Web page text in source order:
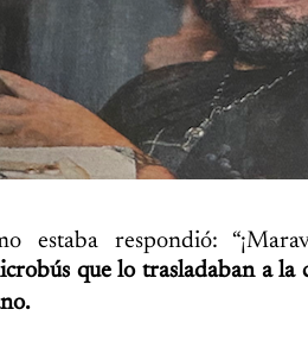
estaba respondió:
que lo trasladaban a la